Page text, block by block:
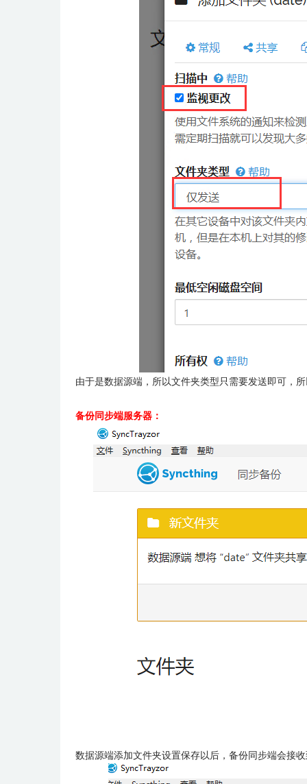
由于是数据源端，所以文件夹类型只需要发送即可，
备份同步端服务器：
数据源端添加文件夹设置保存以后，备份同步端会接